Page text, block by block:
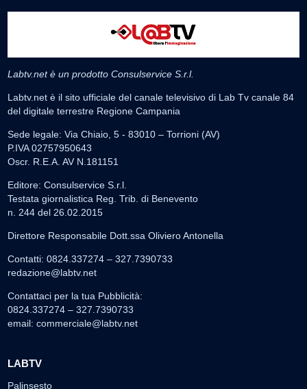
Labtv.net è un prodotto Consulservice S.r.l.
Labtv.net è il sito ufficiale del canale televisivo di Lab Tv canale 84
del digitale terrestre Regione Campania
Sede legale: Via Chiaio, 5 - 83010 – Torrioni (AV)
P.IVA 02757950643
Oscr. R.E.A. AV N.181151
Editore: Consulservice S.r.l.
Testata giornalistica Reg. Trib. di Benevento
n. 244 del 26.02.2015
Direttore Responsabile Dott.ssa Oliviero Antonella
Contatti: 0824.337274 – 327.7390733
redazione@labtv.net
Contattaci per la tua Pubblicità:
0824.337274 – 327.7390733
email: commerciale@labtv.net
LABTV
Palinsesto